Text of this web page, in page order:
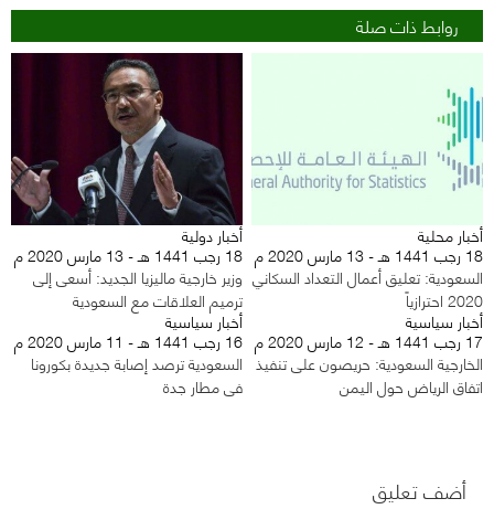
روابط ذات صلة
أخبار محلية
18 رجب 1441 هـ - 13 مارس 2020 م
السعودية: تعليق أعمال التعداد السكاني
2020 احترازياً
أخبار دولية
18 رجب 1441 هـ - 13 مارس 2020 م
وزير خارجية ماليزيا الجديد: أسعى إلى
ترميم العلاقات مع السعودية
أخبار سياسية
17 رجب 1441 هـ - 12 مارس 2020 م
الخارجية السعودية: حريصون على تنفيذ
اتفاق الرياض حول اليمن
أخبار سياسية
16 رجب 1441 هـ - 11 مارس 2020 م
السعودية ترصد إصابة جديدة بكورونا
في مطار جدة
أضف تعليق